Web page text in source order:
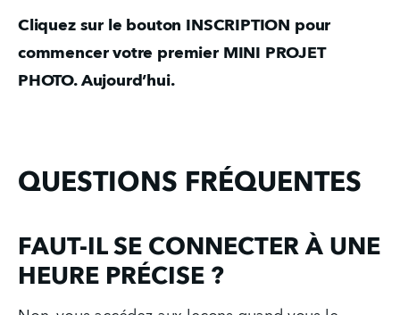
Cliquez sur le bouton INSCRIPTION pour
commencer votre premier MINI PROJET
PHOTO. Aujourd’hui.
QUESTIONS FRÉQUENTES
FAUT-IL SE CONNECTER À UNE
HEURE PRÉCISE ?